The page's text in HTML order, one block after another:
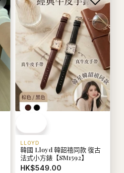
LLOYD
韓國 Lloyd 韓韶禧同款 復古
法式小方錶【SM1592】
HK$549.00